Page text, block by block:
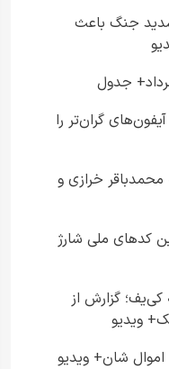
جنگ باعث
گران‌تر را
خرازی و
فردا برای این کدهای ملی شارژ
گزارش از
شان+ ویدیو